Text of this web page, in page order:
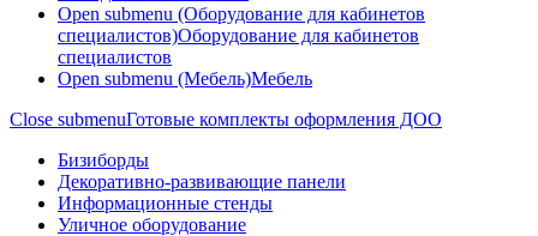
Open submenu (Оборудование для кабинетов
специалистов)Оборудование для кабинетов
специалистов
Open submenu (Мебель)Мебель
Close submenuГотовые комплекты оформления ДОО
Бизиборды
Декоративно-развивающие панели
Информационные стенды
Уличное оборудование